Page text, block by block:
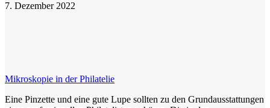
7. Dezember 2022
Mikroskopie in der Philatelie
Eine Pinzette und eine gute Lupe sollten zu den Grundausstattungen